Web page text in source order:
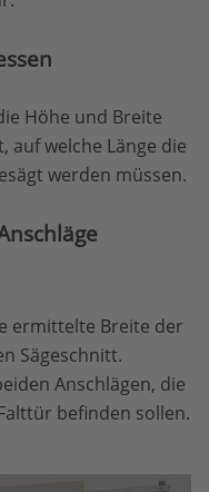
Höhe und Breite
auf welche Länge die
werden müssen.
ermittelte Breite der
Sägeschnitt.
Anschlägen, die
befinden sollen.